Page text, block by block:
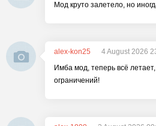
Мод круто залетело, но
alex-kon25
4 August 2026
Имба мод, теперь всё
ограничений!